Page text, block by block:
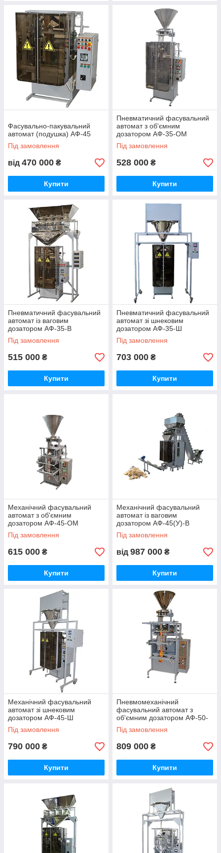
Фасувально-пакувальний
автомат (подушка) АФ-45
Під замовлення
від 470 000 ₴
Купити
Пневматичний фасувальний
автомат з об'ємним
дозатором АФ-35-OM
Під замовлення
528 000 ₴
Купити
Пневматичний фасувальний
автомат із ваговим
дозатором АФ-35-В
Під замовлення
515 000 ₴
Купити
Пневматичний фасувальний
автомат зі шнековим
дозатором АФ-35-Ш
Під замовлення
703 000 ₴
Купити
Механічний фасувальний
автомат з об'ємним
дозатором АФ-45-ОM
Під замовлення
615 000 ₴
Купити
Механічний фасувальний
автомат із ваговим
дозатором АФ-45(У)-В
Під замовлення
від 987 000 ₴
Купити
Механічний фасувальний
автомат зі шнековим
дозатором АФ-45-Ш
Під замовлення
790 000 ₴
Купити
Пневмомеханічний
фасувальний автомат з
об'ємним дозатором АФ-50-
OM
Під замовлення
809 000 ₴
Купити